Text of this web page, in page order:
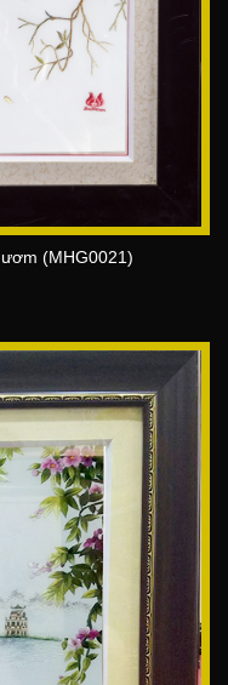
(MHG0021)